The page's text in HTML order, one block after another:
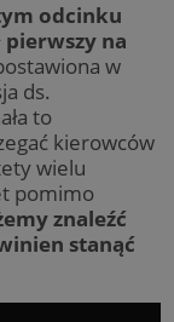
odcinku
pierwszy na
w
ds.
to
kierowców
wielu
pomimo
znaleźć
stanąć